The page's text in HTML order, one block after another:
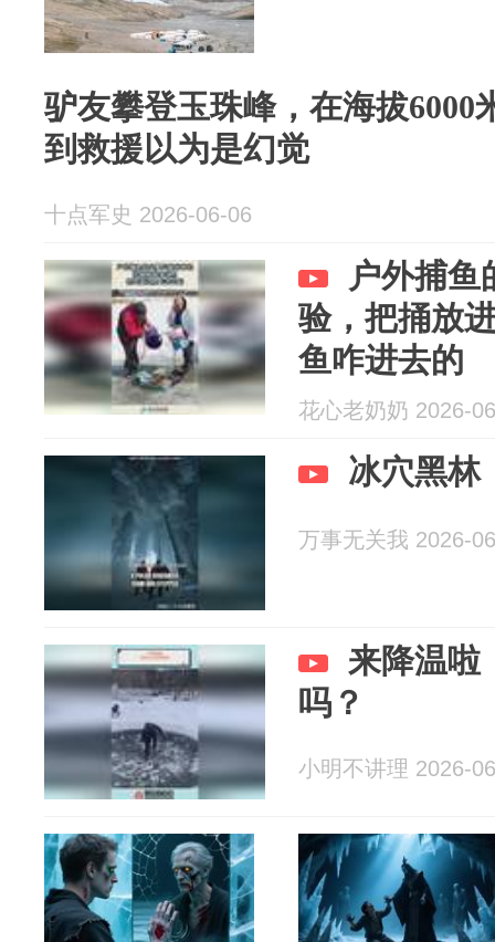
驴友攀登玉珠峰，在海拔6000
到救援以为是幻觉
十点军史 2026-06-06
户外捕鱼
验，把捅放
鱼咋进去的
花心老奶奶 2026-
冰穴黑林
万事无关我 2026-
来降温啦
吗？
小明不讲理 2026-